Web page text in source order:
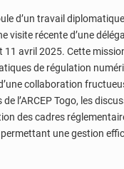
d’un travail
visite récente d’une
11 avril 2025. Cette
de régulation
collaboration
l’ARCEP Togo, les
des cadres
une gestion